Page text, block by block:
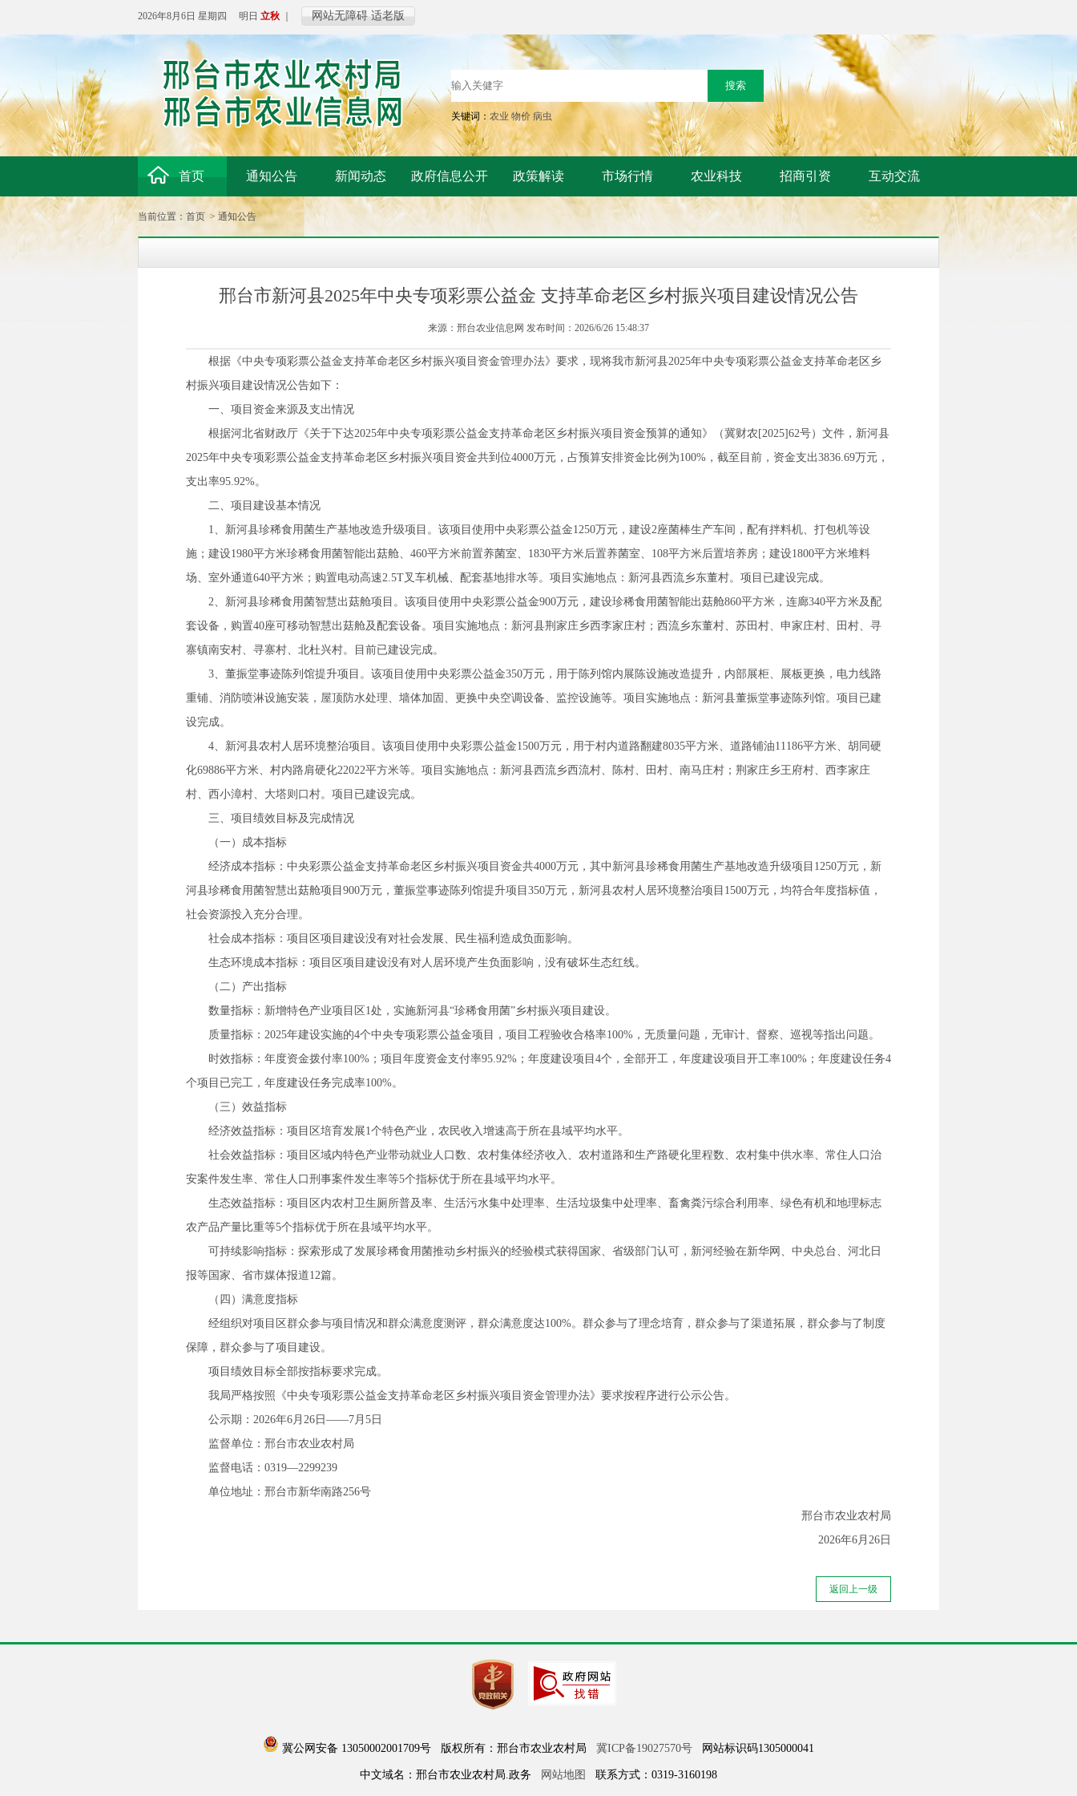
2026年8月6日 星期四 明日 立秋 网站无障碍 适老版
关键词： 农业 物价 病虫
首页 通知公告 新闻动态 政府信息公开 政策解读 市场行情 农业科技 招商引资 互动交流
当前位置： 首页 > 通知公告
邢台市新河县2025年中央专项彩票公益金 支持革命老区乡村振兴项目建设情况公告
来源：邢台农业信息网 发布时间：2026/6/26 15:48:37
根据《中央专项彩票公益金支持革命老区乡村振兴项目资金管理办法》要求，现将我市新河县2025年中央专项彩票公益金支持革命老区乡
村振兴项目建设情况公告如下：
一、项目资金来源及支出情况
根据河北省财政厅《关于下达2025年中央专项彩票公益金支持革命老区乡村振兴项目资金预算的通知》（冀财农[2025]62号）文件，新河县
2025年中央专项彩票公益金支持革命老区乡村振兴项目资金共到位4000万元，占预算安排资金比例为100%，截至目前，资金支出3836.69万元，
支出率95.92%。
二、项目建设基本情况
1、新河县珍稀食用菌生产基地改造升级项目。该项目使用中央彩票公益金1250万元，建设2座菌棒生产车间，配有拌料机、打包机等设
施；建设1980平方米珍稀食用菌智能出菇舱、460平方米前置养菌室、1830平方米后置养菌室、108平方米后置培养房；建设1800平方米堆料
场、室外通道640平方米；购置电动高速2.5T叉车机械、配套基地排水等。项目实施地点：新河县西流乡东董村。项目已建设完成。
2、新河县珍稀食用菌智慧出菇舱项目。该项目使用中央彩票公益金900万元，建设珍稀食用菌智能出菇舱860平方米，连廊340平方米及配
套设备，购置40座可移动智慧出菇舱及配套设备。项目实施地点：新河县荆家庄乡西李家庄村；西流乡东董村、苏田村、申家庄村、田村、寻
寨镇南安村、寻寨村、北杜兴村。目前已建设完成。
3、董振堂事迹陈列馆提升项目。该项目使用中央彩票公益金350万元，用于陈列馆内展陈设施改造提升，内部展柜、展板更换，电力线路
重铺、消防喷淋设施安装，屋顶防水处理、墙体加固、更换中央空调设备、监控设施等。项目实施地点：新河县董振堂事迹陈列馆。项目已建
设完成。
4、新河县农村人居环境整治项目。该项目使用中央彩票公益金1500万元，用于村内道路翻建8035平方米、道路铺油11186平方米、胡同硬
化69886平方米、村内路肩硬化22022平方米等。项目实施地点：新河县西流乡西流村、陈村、田村、南马庄村；荆家庄乡王府村、西李家庄
村、西小漳村、大塔则口村。项目已建设完成。
三、项目绩效目标及完成情况
（一）成本指标
经济成本指标：中央彩票公益金支持革命老区乡村振兴项目资金共4000万元，其中新河县珍稀食用菌生产基地改造升级项目1250万元，新
河县珍稀食用菌智慧出菇舱项目900万元，董振堂事迹陈列馆提升项目350万元，新河县农村人居环境整治项目1500万元，均符合年度指标值，
社会资源投入充分合理。
社会成本指标：项目区项目建设没有对社会发展、民生福利造成负面影响。
生态环境成本指标：项目区项目建设没有对人居环境产生负面影响，没有破坏生态红线。
（二）产出指标
数量指标：新增特色产业项目区1处，实施新河县“珍稀食用菌”乡村振兴项目建设。
质量指标：2025年建设实施的4个中央专项彩票公益金项目，项目工程验收合格率100%，无质量问题，无审计、督察、巡视等指出问题。
时效指标：年度资金拨付率100%；项目年度资金支付率95.92%；年度建设项目4个，全部开工，年度建设项目开工率100%；年度建设任务4
个项目已完工，年度建设任务完成率100%。
（三）效益指标
经济效益指标：项目区培育发展1个特色产业，农民收入增速高于所在县域平均水平。
社会效益指标：项目区域内特色产业带动就业人口数、农村集体经济收入、农村道路和生产路硬化里程数、农村集中供水率、常住人口治
安案件发生率、常住人口刑事案件发生率等5个指标优于所在县域平均水平。
生态效益指标：项目区内农村卫生厕所普及率、生活污水集中处理率、生活垃圾集中处理率、畜禽粪污综合利用率、绿色有机和地理标志
农产品产量比重等5个指标优于所在县域平均水平。
可持续影响指标：探索形成了发展珍稀食用菌推动乡村振兴的经验模式获得国家、省级部门认可，新河经验在新华网、中央总台、河北日
报等国家、省市媒体报道12篇。
（四）满意度指标
经组织对项目区群众参与项目情况和群众满意度测评，群众满意度达100%。群众参与了理念培育，群众参与了渠道拓展，群众参与了制度
保障，群众参与了项目建设。
项目绩效目标全部按指标要求完成。
我局严格按照《中央专项彩票公益金支持革命老区乡村振兴项目资金管理办法》要求按程序进行公示公告。
公示期：2026年6月26日——7月5日
监督单位：邢台市农业农村局
监督电话：0319—2299239
单位地址：邢台市新华南路256号
邢台市农业农村局
2026年6月26日
返回上一级
冀公网安备 13050002001709号 版权所有：邢台市农业农村局 冀ICP备19027570号 网站标识码1305000041
中文域名：邢台市农业农村局.政务 网站地图 联系方式：0319-3160198